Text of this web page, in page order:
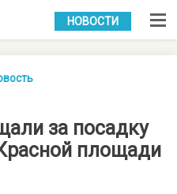
УКР РУС
НОВОСТИ
за посадку
площади